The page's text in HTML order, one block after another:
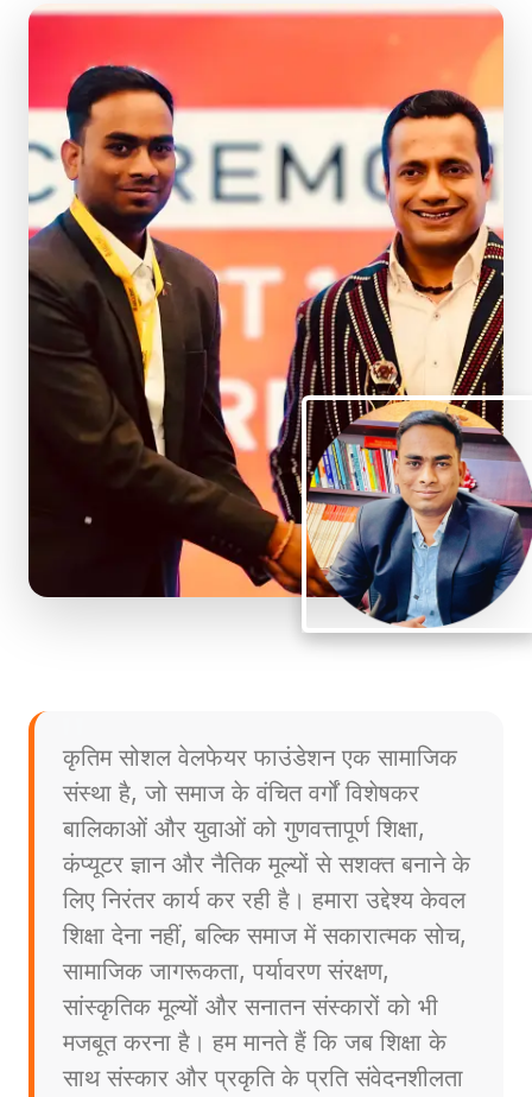
कृतिम सोशल वेलफेयर फाउंडेशन एक सामाजिक
संस्था है, जो समाज के वंचित वर्गों विशेषकर
बालिकाओं और युवाओं को गुणवत्तापूर्ण शिक्षा,
कंप्यूटर ज्ञान और नैतिक मूल्यों से सशक्त बनाने के
लिए निरंतर कार्य कर रही है। हमारा उद्देश्य केवल
शिक्षा देना नहीं, बल्कि समाज में सकारात्मक सोच,
सामाजिक जागरूकता, पर्यावरण संरक्षण,
सांस्कृतिक मूल्यों और सनातन संस्कारों को भी
मजबूत करना है। हम मानते हैं कि जब शिक्षा के
साथ संस्कार और प्रकृति के प्रति संवेदनशीलता